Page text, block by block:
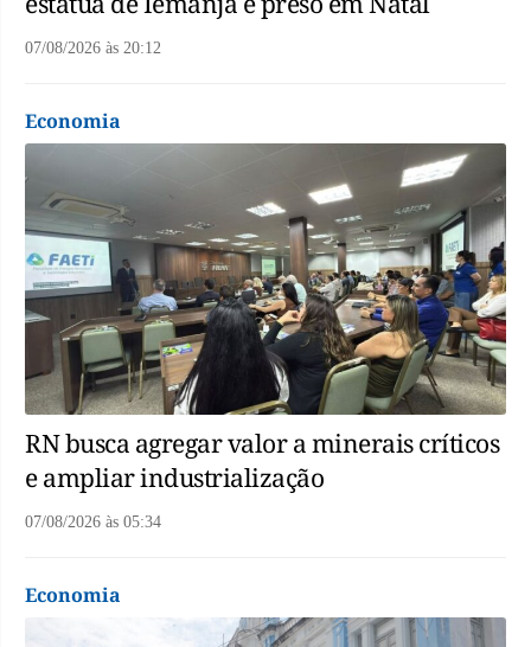
07/08/2026 às 20:12
Economia
RN busca agregar valor a minerais críticos
e ampliar industrialização
07/08/2026 às 05:34
Economia